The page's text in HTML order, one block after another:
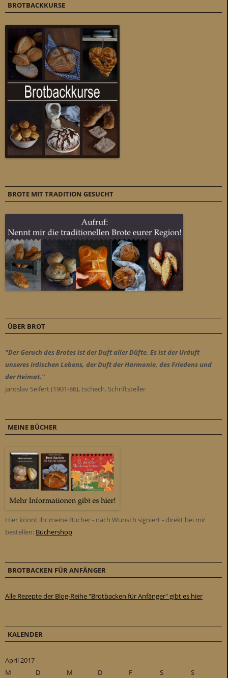
BROTBACKKURSE
BROTE MIT TRADITION GESUCHT
ÜBER BROT
"Der Geruch des Brotes ist der Duft aller Düfte. Es ist der Urduft
unseres irdischen Lebens, der Duft der Harmonie, des Friedens und
der Heimat."
Jaroslav Seifert (1901-86), tschech. Schriftsteller
MEINE BÜCHER
Hier könnt ihr meine Bücher - nach Wunsch signiert - direkt bei mir
bestellen: Büchershop
BROTBACKEN FÜR ANFÄNGER
Alle Rezepte der Blog-Reihe "Brotbacken für Anfänger" gibt es hier
KALENDER
April 2017
M
D M D F S
S